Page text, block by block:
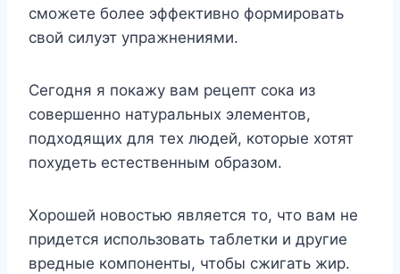
сможете более эффективно формировать
свой силуэт упражнениями.
Сегодня я покажу вам рецепт сока из
совершенно натуральных элементов,
подходящих для тех людей, которые хотят
похудеть естественным образом.
Хорошей новостью является то, что вам не
придется использовать таблетки и другие
вредные компоненты, чтобы сжигать жир.